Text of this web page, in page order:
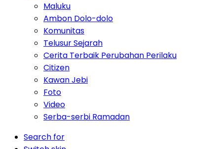
Maluku
Ambon Dolo-dolo
Komunitas
Telusur Sejarah
Cerita Terbaik Perubahan Perilaku
Citizen
Kawan Jebi
Foto
Video
Serba-serbi Ramadan
Search for